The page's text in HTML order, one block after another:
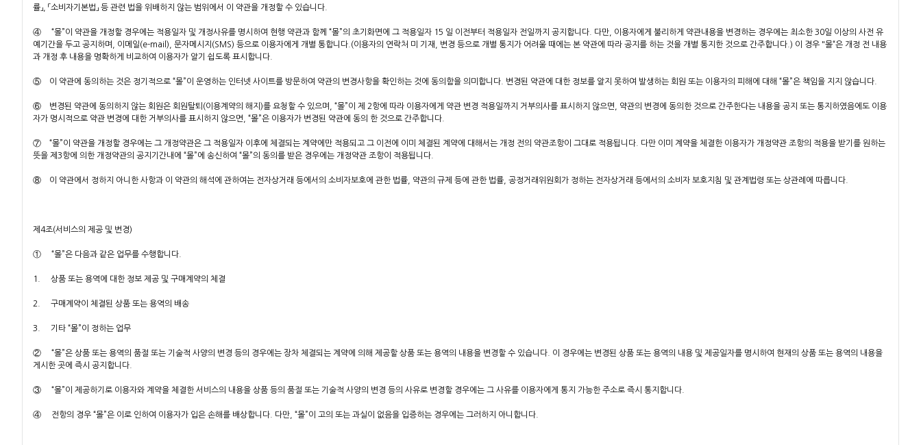
률」, 「소비자기본법」 등 관련 법을 위배하지 않는 범위에서 이 약관을 개정할 수 있습니다.
④ “몰”이 약관을 개정할 경우에는 적용일자 및 개정사유를 명시하여 현행 약관과 함께 “몰”의 초기화면에 그 적용일자 15 일 이전부터 적용일자 전일까지 공지합니다. 다만, 이용자에게 불리하게 약관내용을 변경하는 경우에는 최소한 30일 이상의 사전 유
예기간을 두고 공지하며, 이메일(e-mail), 문자메시지(SMS) 등으로 이용자에게 개별 통합니다.(이용자의 연락처 미 기재, 변경 등으로 개별 통지가 어려울 때에는 본 약관에 따라 공지를 하는 것을 개별 통지한 것으로 간주합니다.) 이 경우 "몰“은 개정 전 내용
과 개정 후 내용을 명확하게 비교하여 이용자가 알기 쉽도록 표시합니다.
⑤ 이 약관에 동의하는 것은 정기적으로 “몰”이 운영하는 인터넷 사이트를 방문하여 약관의 변경사항을 확인하는 것에 동의함을 의미합니다. 변경된 약관에 대한 정보를 알지 못하여 발생하는 회원 또는 이용자의 피해에 대해 “몰”은 책임을 지지 않습니다.
⑥ 변경된 약관에 동의하지 않는 회원은 회원탈퇴(이용계약의 해지)를 요청할 수 있으며, “몰”이 제 2항에 따라 이용자에게 약관 변경 적용일까지 거부의사를 표시하지 않으면, 약관의 변경에 동의한 것으로 간주한다는 내용을 공지 또는 통지하였음에도 이용
자가 명시적으로 약관 변경에 대한 거부의사를 표시하지 않으면, “몰”은 이용자가 변경된 약관에 동의 한 것으로 간주합니다.
⑦ “몰”이 약관을 개정할 경우에는 그 개정약관은 그 적용일자 이후에 체결되는 계약에만 적용되고 그 이전에 이미 체결된 계약에 대해서는 개정 전의 약관조항이 그대로 적용됩니다. 다만 이미 계약을 체결한 이용자가 개정약관 조항의 적용을 받기를 원하는
뜻을 제3항에 의한 개정약관의 공지기간내에 “몰”에 송신하여 “몰”의 동의를 받은 경우에는 개정약관 조항이 적용됩니다.
⑧ 이 약관에서 정하지 아니한 사항과 이 약관의 해석에 관하여는 전자상거래 등에서의 소비자보호에 관한 법률, 약관의 규제 등에 관한 법률, 공정거래위원회가 정하는 전자상거래 등에서의 소비자 보호지침 및 관계법령 또는 상관례에 따릅니다.
제4조(서비스의 제공 및 변경)
① “몰”은 다음과 같은 업무를 수행합니다.
1. 상품 또는 용역에 대한 정보 제공 및 구매계약의 체결
2. 구매계약이 체결된 상품 또는 용역의 배송
3. 기타 “몰”이 정하는 업무
② “몰”은 상품 또는 용역의 품절 또는 기술적 사양의 변경 등의 경우에는 장차 체결되는 계약에 의해 제공할 상품 또는 용역의 내용을 변경할 수 있습니다. 이 경우에는 변경된 상품 또는 용역의 내용 및 제공일자를 명시하여 현재의 상품 또는 용역의 내용을
게시한 곳에 즉시 공지합니다.
③ “몰”이 제공하기로 이용자와 계약을 체결한 서비스의 내용을 상품 등의 품절 또는 기술적 사양의 변경 등의 사유로 변경할 경우에는 그 사유를 이용자에게 통지 가능한 주소로 즉시 통지합니다.
④ 전항의 경우 “몰”은 이로 인하여 이용자가 입은 손해를 배상합니다. 다만, “몰”이 고의 또는 과실이 없음을 입증하는 경우에는 그러하지 아니합니다.